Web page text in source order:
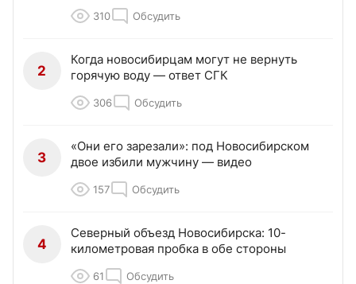
310 Обсудить
2
Когда новосибирцам могут не вернуть
горячую воду — ответ СГК
306 Обсудить
3
«Они его зарезали»: под Новосибирском
двое избили мужчину — видео
157 Обсудить
4
Северный объезд Новосибирска: 10-
километровая пробка в обе стороны
61 Обсудить